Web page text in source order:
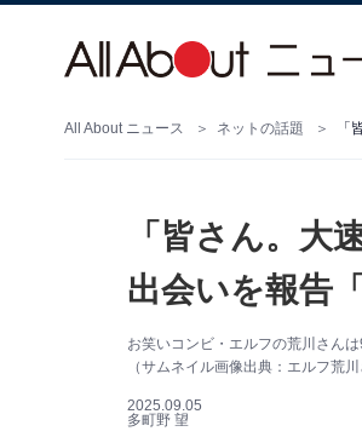
All About ニュース ネットの話題 「
「皆さん。大
出会いを報告
お笑いコンビ・エルフの荒川さん
（サムネイル画像出典：エルフ荒川
2025.09.05
多町野 望